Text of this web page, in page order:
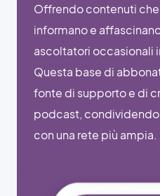
Offrendo contenuti
informano e
ascoltatori occasionali
Questa base di
fonte di supporto e di
podcast, condividendo
con una rete più ampia.